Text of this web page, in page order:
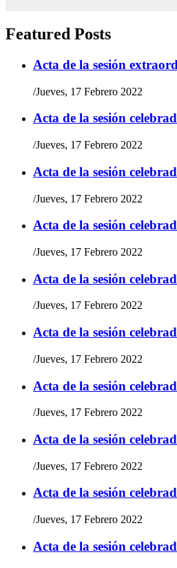
Featured Posts
Acta de la sesión
/Jueves, 17 Febrero 2022
Acta de la sesión
/Jueves, 17 Febrero 2022
Acta de la sesión
/Jueves, 17 Febrero 2022
Acta de la sesión
/Jueves, 17 Febrero 2022
Acta de la sesión
/Jueves, 17 Febrero 2022
Acta de la sesión
/Jueves, 17 Febrero 2022
Acta de la sesión
/Jueves, 17 Febrero 2022
Acta de la sesión
/Jueves, 17 Febrero 2022
Acta de la sesión
/Jueves, 17 Febrero 2022
Acta de la sesión